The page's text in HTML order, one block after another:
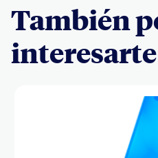
También
interesarte